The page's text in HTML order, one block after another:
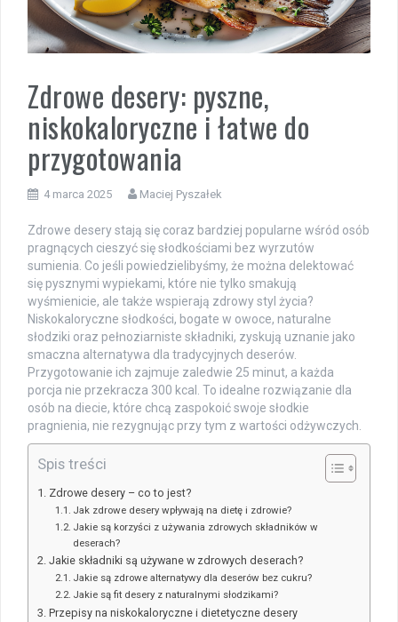
Zdrowe desery: pyszne,
niskokaloryczne i łatwe do
przygotowania
4 marca 2025 Maciej Pyszałek
Zdrowe desery stają się coraz bardziej popularne wśród osób
pragnących cieszyć się słodkościami bez wyrzutów
sumienia. Co jeśli powiedzielibyśmy, że można delektować
się pysznymi wypiekami, które nie tylko smakują
wyśmienicie, ale także wspierają zdrowy styl życia?
Niskokaloryczne słodkości, bogate w owoce, naturalne
słodziki oraz pełnoziarniste składniki, zyskują uznanie jako
smaczna alternatywa dla tradycyjnych deserów.
Przygotowanie ich zajmuje zaledwie 25 minut, a każda
porcja nie przekracza 300 kcal. To idealne rozwiązanie dla
osób na diecie, które chcą zaspokoić swoje słodkie
pragnienia, nie rezygnując przy tym z wartości odżywczych.
Spis treści
Zdrowe desery – co to jest?
Jak zdrowe desery wpływają na dietę i zdrowie?
Jakie są korzyści z używania zdrowych składników w
deserach?
Jakie składniki są używane w zdrowych deserach?
Jakie są zdrowe alternatywy dla deserów bez cukru?
Jakie są fit desery z naturalnymi słodzikami?
Przepisy na niskokaloryczne i dietetyczne desery